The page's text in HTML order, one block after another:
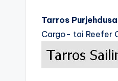
Tarros
Cargo- tai Reefer